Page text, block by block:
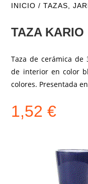
INICIO /TAZAS,
TAZA KARIO
Taza de cerámica de
de interior en color
colores. Presentada
1,52€